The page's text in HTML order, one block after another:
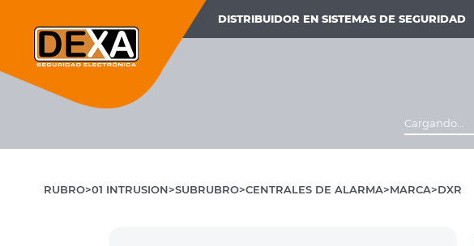
DISTRIBUIDOR EN SISTEMAS DE SEGURIDAD
Cargando...
RUBRO 01 INTRUSION SUBRUBRO CENTRALES DE ALARMA MARCA DXR